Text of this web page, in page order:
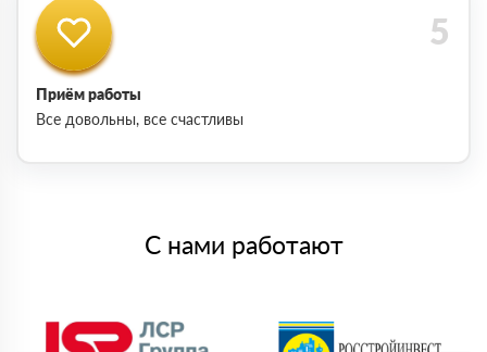
Приём работы
Все довольны, все счастливы
С нами работают